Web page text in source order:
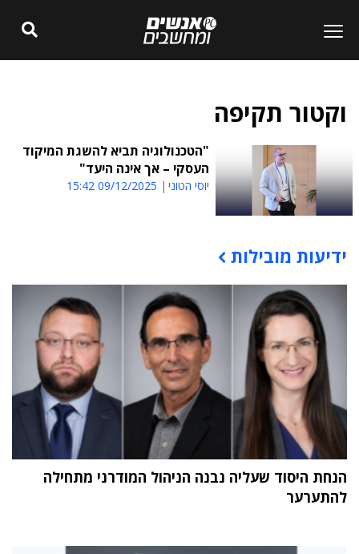
וקטור תקיפה
"הטכנולוגיה תביא להשגת המיקוד
העסקי – אך אינה היעד"
יוסי הטוני 09/12/2025 15:42
תוכן פרסומי
ידיעות מובילות
הנחת היסוד שעליה נבנה הניהול המודרני מתחילה
להתערער